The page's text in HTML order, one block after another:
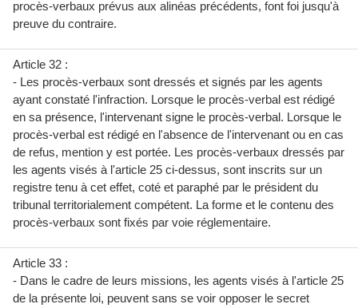
procès-verbaux prévus aux alinéas précédents, font foi jusqu'à
preuve du contraire.
Article 32 :
- Les procès-verbaux sont dressés et signés par les agents
ayant constaté l'infraction. Lorsque le procès-verbal est rédigé
en sa présence, l'intervenant signe le procès-verbal. Lorsque le
procès-verbal est rédigé en l'absence de l'intervenant ou en cas
de refus, mention y est portée. Les procès-verbaux dressés par
les agents visés à l'article 25 ci-dessus, sont inscrits sur un
registre tenu à cet effet, coté et paraphé par le président du
tribunal territorialement compétent. La forme et le contenu des
procès-verbaux sont fixés par voie réglementaire.
Article 33 :
- Dans le cadre de leurs missions, les agents visés à l'article 25
de la présente loi, peuvent sans se voir opposer le secret